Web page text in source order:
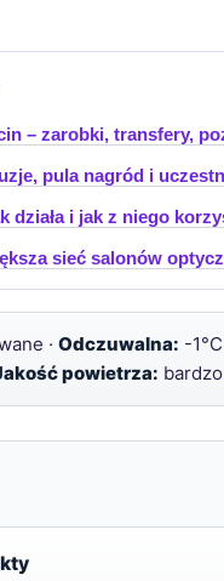
– zarobki, transfery,
pula nagród i
działa i jak z niego
sieć salonów
· Odczuwalna: -
powietrza: